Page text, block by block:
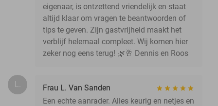
eigenaar, is ontzettend vriendelijk en staat
altijd klaar om vragen te beantwoorden of
tips te geven. Zijn gastvrijheid maakt het
verblijf helemaal compleet. Wij komen hier
zeker nog eens terug! 🌿🥂 Dennis en Roos
L.
Frau L. Van Sanden
Een echte aanrader. Alles keurig en netjes en